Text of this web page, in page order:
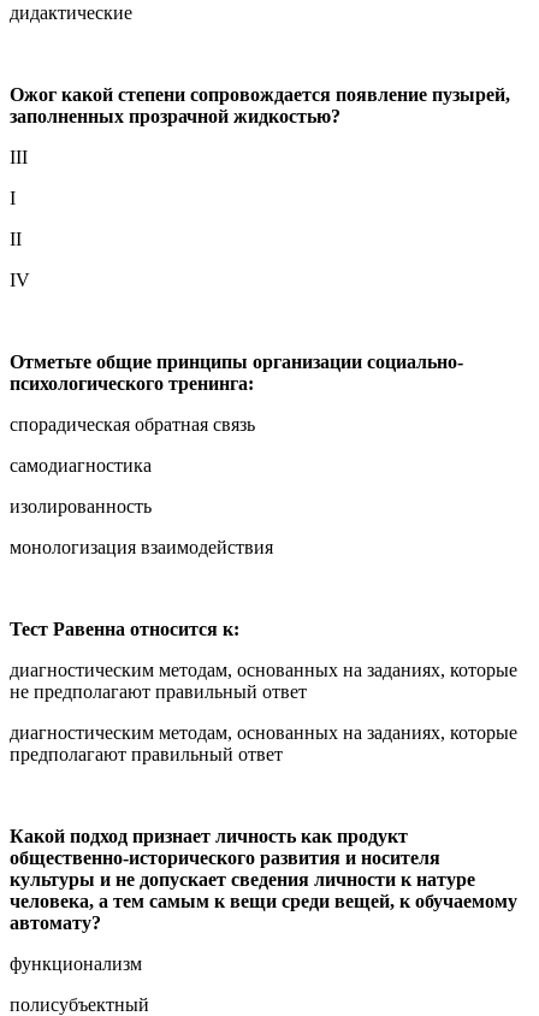
дидактические
Ожог какой степени сопровождается появление пузырей,
заполненных прозрачной жидкостью?
III
I
II
IV
Отметьте общие принципы организации социально-
психологического тренинга:
спорадическая обратная связь
самодиагностика
изолированность
монологизация взаимодействия
Тест Равенна относится к:
диагностическим методам, основанных на заданиях, которые
не предполагают правильный ответ
диагностическим методам, основанных на заданиях, которые
предполагают правильный ответ
Какой подход признает личность как продукт
общественно-исторического развития и носителя
культуры и не допускает сведения личности к натуре
человека, а тем самым к вещи среди вещей, к обучаемому
автомату?
функционализм
полисубъектный